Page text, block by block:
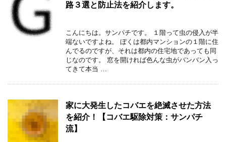
路３選と防止法を紹介します。
こんにちは。サンパチです。 １階って虫の侵入が半
端ないですよね。 ぼくは都内マンションの１階に住
んでるのですが、それは都内の住宅地であっても同
じなのです。 窓を開ければ色んな虫がバンバン入っ
てきて本当 …
家に大発生したコバエを絶滅させた方法
を紹介！【コバエ駆除対策：サンパチ
流】